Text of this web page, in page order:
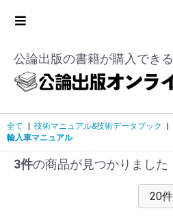
公論出版の書籍が購入できる
全て 技術マニュアル&技術データブック
輸入車マニュアル
3件の商品が見つかりました